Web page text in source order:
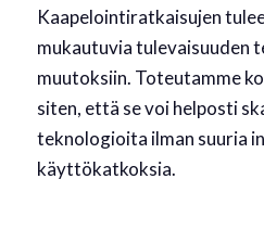
Kaapelointiratkaisujen
mukautuvia tulevaisuuden
muutoksiin. Toteutamme
siten, että se voi helposti
teknologioita ilman suuria
käyttökatkoksia.